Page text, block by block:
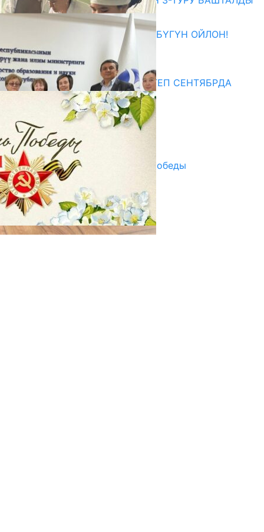
27.07.2026
ӨЗҮҢДҮН КЕЛЕЧЕГИҢ ҮЧҮН БҮГҮН ОЙЛОН!
20.07.2026
Медиа
СУЗАКТА 750 ОРУНДУУ МЕКТЕП СЕНТЯБРДА
ПАЙДАЛАНУУГА БЕРИЛЕТ
07.08.2025
Улуу Жеңиштин жандуу сөзү
29.04.2025
Награды в преддверии Дня Победы
29.04.2025